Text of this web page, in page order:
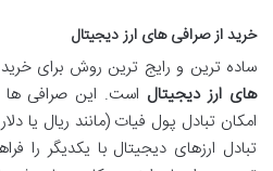
خرید از صرافی های ارز دیجیتال
ساده ترین و رایج ترین روش برای خرید
های ارز دیجیتال است. این صرافی ها
امکان تبادل پول فیات (مانند ریال یا
تبادل ارزهای دیجیتال با یکدیگر را